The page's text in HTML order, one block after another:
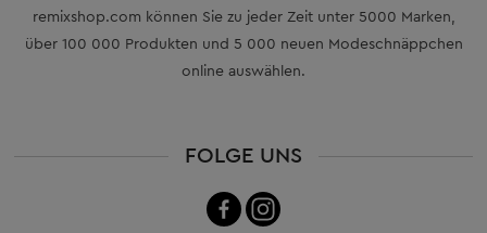
remixshop.com können Sie zu jeder Zeit unter 5000 Marken,
über 100 000 Produkten und 5 000 neuen Modeschnäppchen
online auswählen.
FOLGE UNS